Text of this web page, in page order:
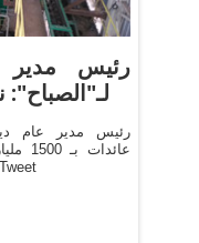
رئيس مدير
لـ"الصباح":
رئيس مدير عام
السوداني الثلاثاء 2 جوان 2015 Tweet